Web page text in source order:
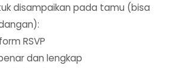
disampaikan pada tamu (bisa
RSVP
dan lengkap